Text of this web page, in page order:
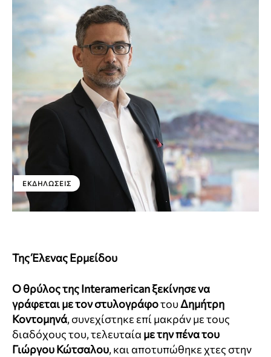
ΕΚΔΗΛΏΣΕΙΣ
Της Έλενας Ερμείδου
Ο θρύλος τηςInteramericanξεκίνησε να
γράφεται με τον στυλογράφοτουΔημήτρη
Κοντομηνά, συνεχίστηκε επί μακράν με τους
διαδόχους του, τελευταία με την πένα του
Γιώργου Κώτσαλου, και αποτυπώθηκε χτες στην